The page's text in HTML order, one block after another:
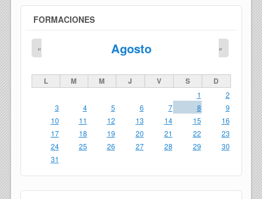
FORMACIONES
Agosto
« »
L M M J V S D
1
2
3
4 5 6 7 8
9
10
11 12 13 14 15
16
17
18 19 20 21 22
23
24
25 26 27 28 29
30
31